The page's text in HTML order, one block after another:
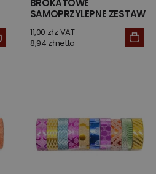
BROKATOWE
SAMOPRZYLEPNE ZESTAW
11,00 zł z VAT
8,94 zł netto